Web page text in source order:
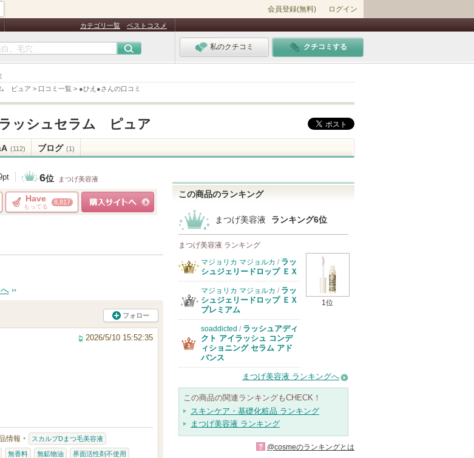
ピュア > 口コミ一覧 > ●ひえ●さんの口コミ
会員登録(無料) ログイン
カテゴリ一覧 ベストコスメ
私のクチコミ クチコミする
ッシュセラム ピュア
(112) ブログ (1)
6位 まつげ美容液
Have
もってる
8,817
フォロー
2026/5/10 15:52:35
情報 スカルプDまつ毛美容液
無香料 無鉱物油 界面活性剤不使用
この商品のランキング
まつげ美容液 ランキング6位
まつげ美容液 ランキング
1位
マジョリカ マジョルカ / ラッ
シュジェリードロップ ＥＸ
マジョリカ マジョルカ / ラッ
シュジェリードロップ ＥＸ
プレミアム
soaddicted / ラッシュアディ
クト アイラッシュ コンデ
ィショニング セラム アド
バンス
まつげ美容液 ランキングへ
この商品の関連ランキングもCHECK！
スキンケア・基礎化粧品 ランキング
まつげ美容液 ランキング
? @cosmeのランキングとは